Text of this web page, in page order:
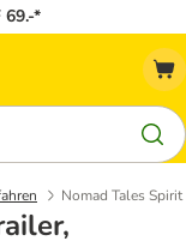
*
Nomad Tales